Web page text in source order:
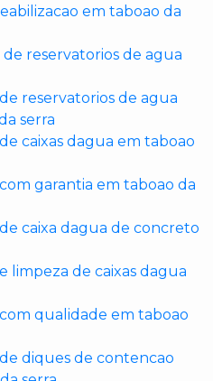
em taboao da
reservatorios de agua
reservatorios de agua
serra
caixas dagua em taboao
garantia em taboao da
caixa dagua de concreto
limpeza de caixas dagua
qualidade em taboao
diques de contencao